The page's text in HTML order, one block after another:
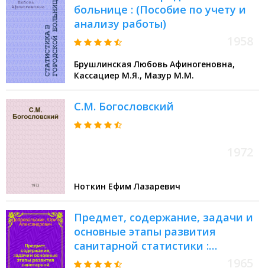
больнице : (Пособие по учету и
анализу работы)
Брушлинская Любовь Афиногеновна,
Кассациер М.Я., Мазур М.М.
С.М. Богословский
Ноткин Ефим Лазаревич
Предмет, содержание, задачи и
основные этапы развития
санитарной статистики :
(Вводная лекция для врачей-